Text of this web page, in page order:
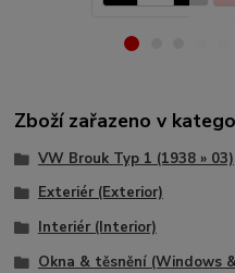
Zboží zařazeno v
VW Brouk Typ 1 (1938 » 03)
Exteriér (Exterior)
Interiér (Interior)
Okna & těsnění (Windows